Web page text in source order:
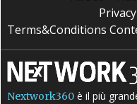
Terms&Conditions
Nextwork360 è il più